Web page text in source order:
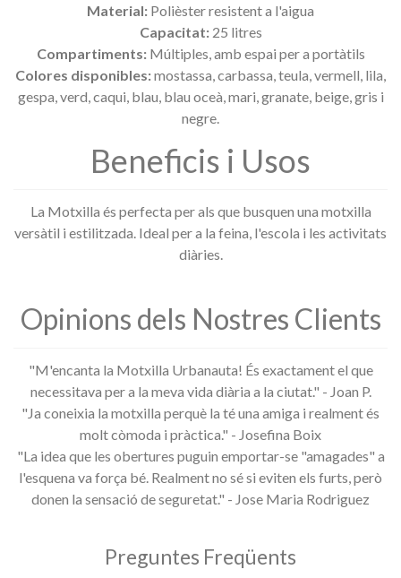
Material: Polièster resistent a l'aigua
Capacitat: 25 litres
Compartiments: Múltiples, amb espai per a portàtils
Colores disponibles:mostassa, carbassa, teula, vermell, lila,
gespa, verd, caqui, blau, blau oceà, mari, granate, beige, gris i
negre.
Beneficis i Usos
La Motxilla és perfecta per als que busquen una motxilla
versàtil i estilitzada. Ideal per a la feina, l'escola i les activitats
diàries.
Opinions dels Nostres Clients
"M'encanta la Motxilla Urbanauta! És exactament el que
necessitava per a la meva vida diària a la ciutat." - Joan P.
"Ja coneixia la motxilla perquè la té una amiga i realment és
molt còmoda i pràctica." - Josefina Boix
"La idea que les obertures puguin emportar-se "amagades" a
l'esquena va força bé. Realment no sé si eviten els furts, però
donen la sensació de seguretat." - Jose Maria Rodriguez
Preguntes Freqüents